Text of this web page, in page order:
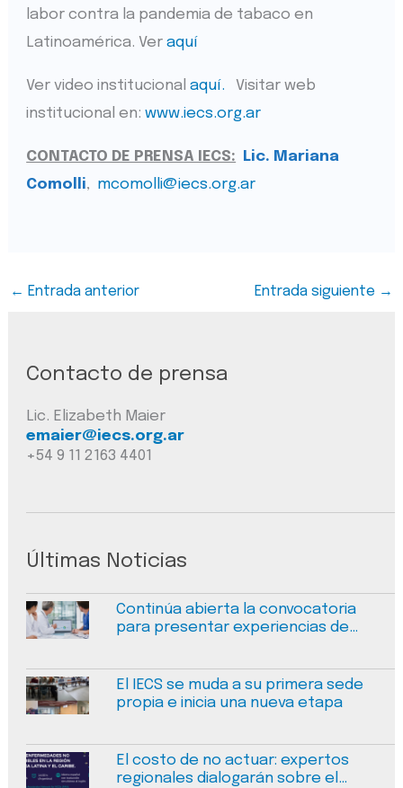
labor contra la pandemia de tabaco en
Latinoamérica. Veraquí
Ver video institucionalaquí. Visitar web
institucional en:www.iecs.org.ar
CONTACTO DE PRENSA IECS:
Lic. Mariana
Comolli, mcomolli@iecs.org.ar
← Entrada anterior Entrada siguiente →
Contacto de prensa
Lic. Elizabeth Maier
emaier@iecs.org.ar
+54 9 11 2163 4401
Últimas Noticias
Continúa abierta la convocatoria
para presentar experiencias de
El IECS se muda a su primera sede
propia e inicia una nueva etapa
El costo de no actuar: expertos
regionales dialogarán sobre el